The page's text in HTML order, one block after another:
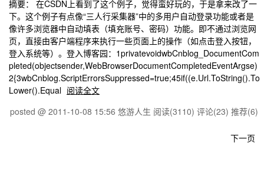
摘要： 在CSDN上看到了这个例子，觉得蛮好玩的，于是拿来改了一
下。这个例子有点像“三人行采集器”中的多用户自动登录功能或者是
像许多浏览器中自动填表（填充账号、密码）功能。即不通过浏览网
页，直接由客户端程序来执行一些页面上的操作（如点击登入按钮，
登入系统等）。登入博客园：1privatevoidwbCnblog_DocumentCom
pleted(objectsender,WebBrowserDocumentCompletedEventArgse)
2{3wbCnblog.ScriptErrorsSuppressed=true;45if((e.Url.ToString().To
Lower().Equal 阅读全文
posted @ 2011-10-08 15:56 悠游人生 阅读(3110) 评论(23) 推荐(6)
下一页